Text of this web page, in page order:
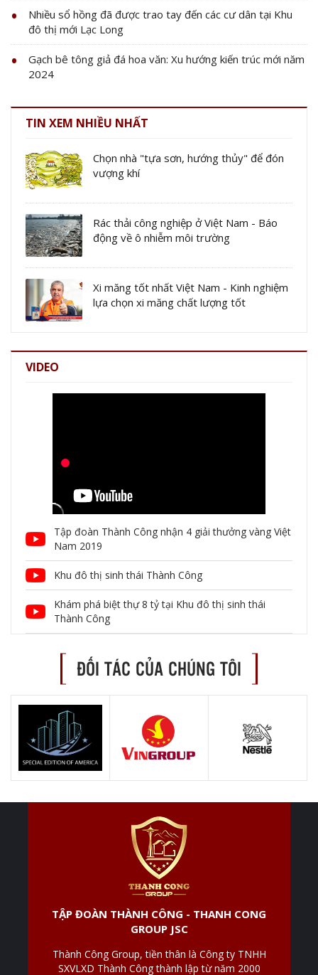
Nhiều sổ hồng đã được trao tay đến các cư dân tại Khu
đô thị mới Lạc Long
Gạch bê tông giả đá hoa văn: Xu hướng kiến trúc mới năm
2024
TIN XEM NHIỀU NHẤT
Chọn nhà "tựa sơn, hướng thủy" để đón
vượng khí
Rác thải công nghiệp ở Việt Nam - Báo
động về ô nhiễm môi trường
Xi măng tốt nhất Việt Nam - Kinh nghiệm
lựa chọn xi măng chất lượng tốt
VIDEO
Tập đoàn Thành Công nhận 4 giải thưởng vàng Việt
Nam 2019
Khu đô thị sinh thái Thành Công
Khám phá biệt thự 8 tỷ tại Khu đô thị sinh thái
Thành Công
ĐỐI TÁC CỦA CHÚNG TÔI
TẬP ĐOÀN THÀNH CÔNG - THANH CONG
GROUP JSC
Thành Công Group, tiền thân là Công ty TNHH
SXVLXD Thành Công thành lập từ năm 2000